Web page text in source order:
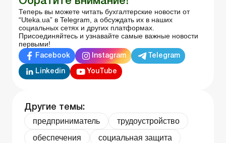
Теперь вы можете читать бухгалтерские новости от
“Uteka.ua” в Telegram, а обсуждать их в наших
социальных сетях и других платформах.
Присоединяйтесь и узнавайте самые важные новости
первыми!
Facebook Instagram Telegram
Linkedin YouTube
Другие темы:
предприниматель
трудоустройство
обеспечения
социальная защита